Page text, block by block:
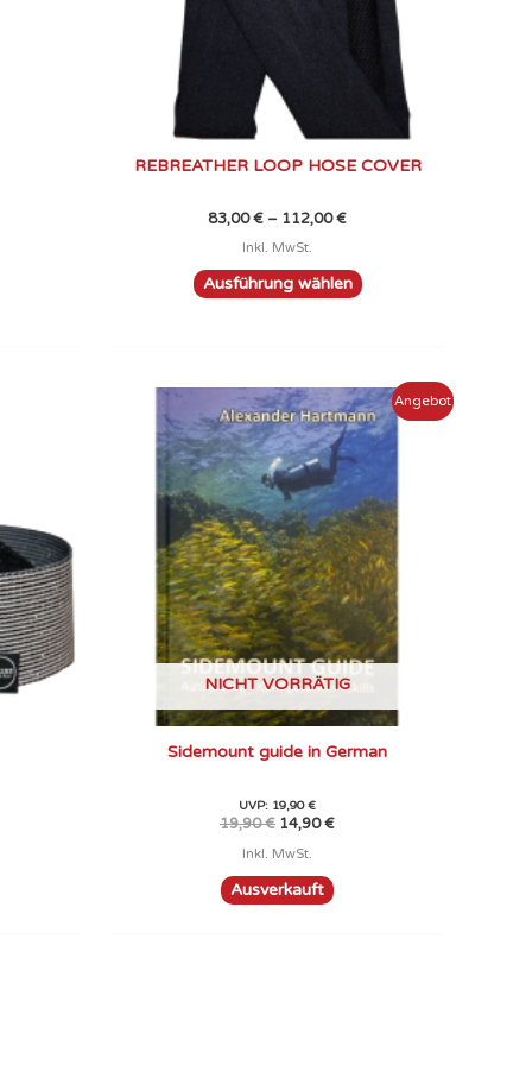
REBREATHER LOOP HOSE COVER
83,00€ – 112,00€
Inkl. MwSt.
Ausführung wählen
können
der
Produktseite
gewählt
Angebot
NICHT VORRÄTIG
Sidemount guide in German
UVP: 19,90€
19,90€
Ursprünglicher
Preis
war:
19,90 €
14,90€
Aktueller
Preis
ist:
14,90 €.
Inkl. MwSt.
Ausverkauft